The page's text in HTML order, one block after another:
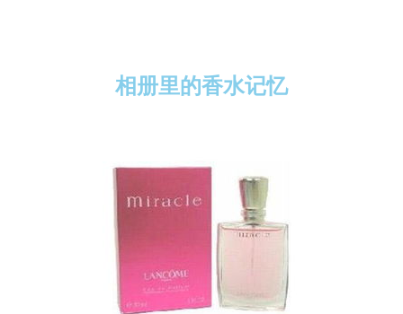
相册里的香水记忆